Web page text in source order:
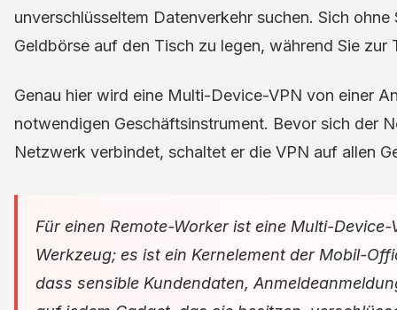
unverschlüsseltem Datenverkehr suchen. Sich
Geldbörse auf den Tisch zu legen, während Sie zur
Genau hier wird eine Multi-Device-VPN von einer
notwendigen Geschäftsinstrument. Bevor sich der
Netzwerk verbindet, schaltet er die VPN auf allen
Für einen Remote-Worker ist eine Multi-
Werkzeug; es ist ein Kernelement der Mobil-
dass sensible Kundendaten,